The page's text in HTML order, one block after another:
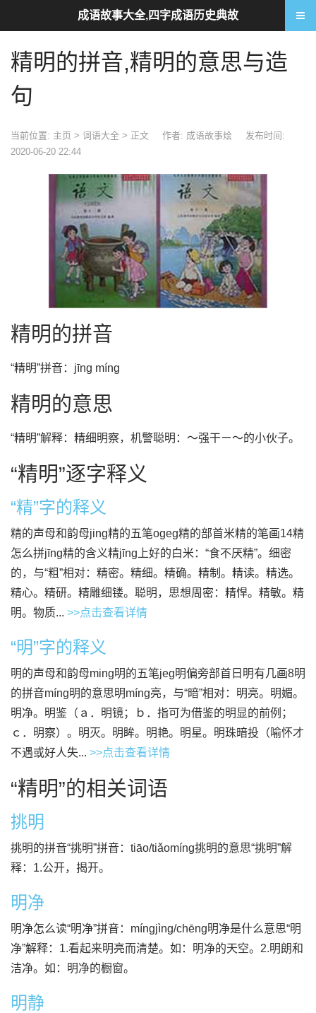
精明的拼音,精明的意思与造
句
当前位置: 主页 > 词语大全 > 正文 作者: 成语故事烩
发布时间:
2020-06-20 22:44
精明的拼音
“精明”拼音：jīng míng
精明的意思
“精明”解释：精细明察，机警聪明：～强干ㄧ～的小伙子。
“精明”逐字释义
“精”字的释义
精的声母和韵母jing精的五笔ogeg精的部首米精的笔画14精
怎么拼jīng精的含义精jīng上好的白米：“食不厌精”。细密
的，与“粗”相对：精密。精细。精确。精制。精读。精选。
精心。精研。精雕细镂。聪明，思想周密：精悍。精敏。精
明。物质... >>点击查看详情
“明”字的释义
明的声母和韵母ming明的五笔jeg明偏旁部首日明有几画8明
的拼音míng明的意思明míng亮，与“暗”相对：明亮。明媚。
明净。明鉴（ａ．明镜；ｂ．指可为借鉴的明显的前例；
ｃ．明察）。明灭。明眸。明艳。明星。明珠暗投（喻怀才
不遇或好人失... >>点击查看详情
“精明”的相关词语
挑明
挑明的拼音“挑明”拼音：tiāo/tiǎomíng挑明的意思“挑明”解
释：1.公开，揭开。
明净
明净怎么读“明净”拼音：míngjìng/chēng明净是什么意思“明
净”解释：1.看起来明亮而清楚。如：明净的天空。2.明朗和
洁净。如：明净的橱窗。
明静
成语故事大全,四字成语历史典故